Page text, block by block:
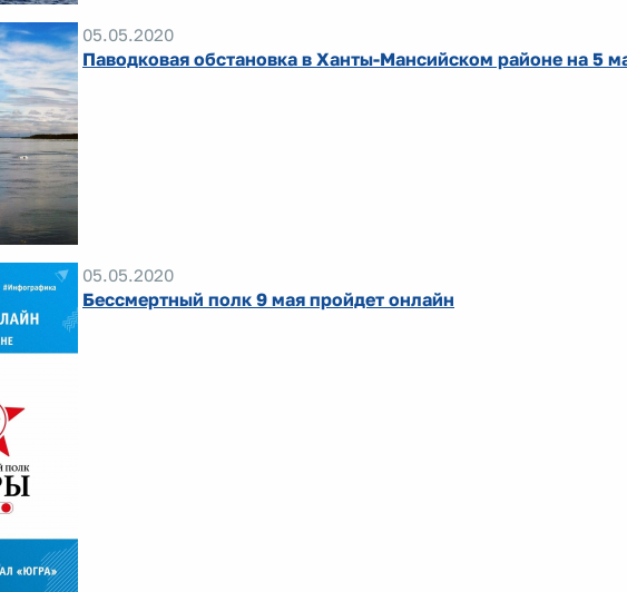
05.05.2020
Паводковая обстановка в Ханты-Мансийском районе на 5
05.05.2020
Бессмертный полк 9 мая пройдет онлайн